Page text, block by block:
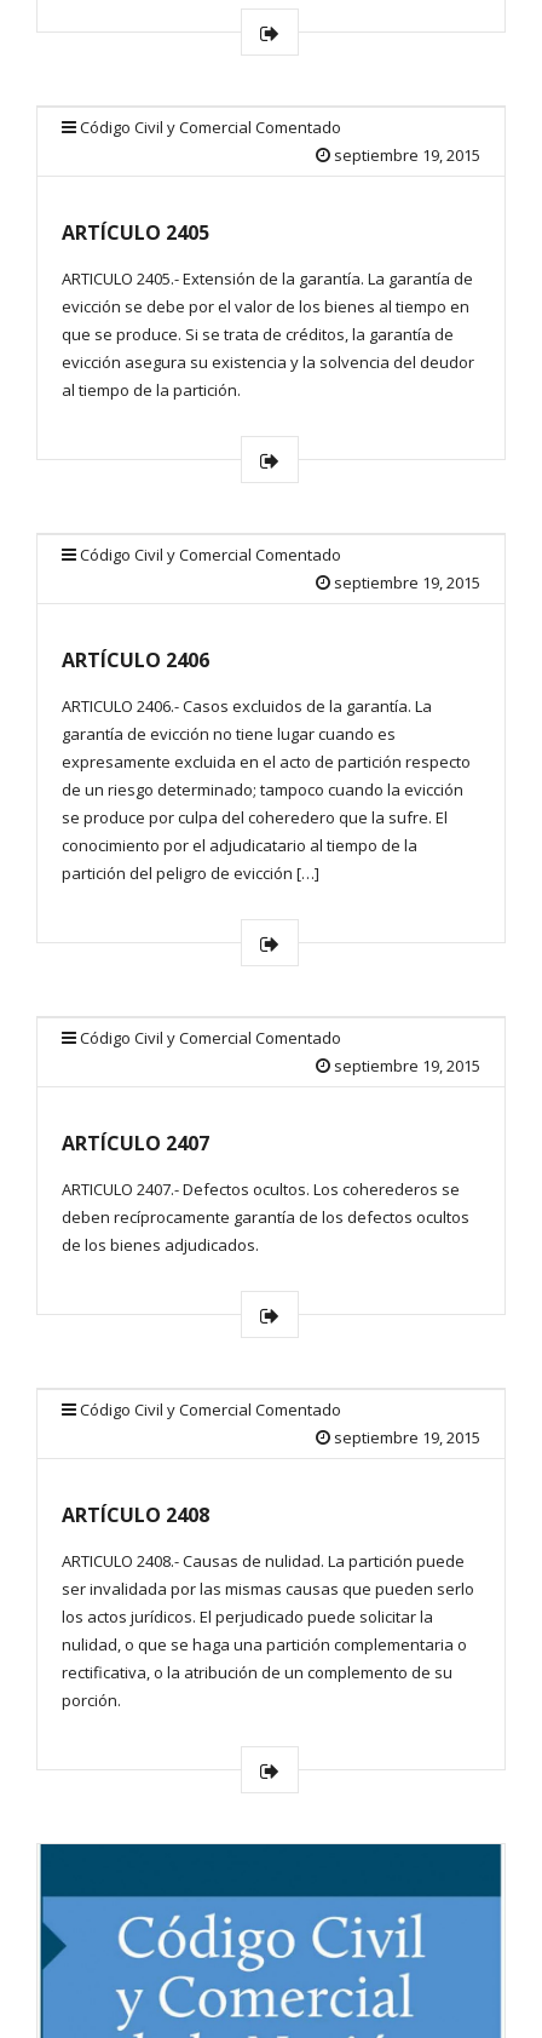
Código Civil y Comercial Comentado
septiembre 19, 2015
ARTÍCULO 2405
ARTICULO 2405.- Extensión de la garantía. La garantía de
evicción se debe por el valor de los bienes al tiempo en
que se produce. Si se trata de créditos, la garantía de
evicción asegura su existencia y la solvencia del deudor
al tiempo de la partición.
Código Civil y Comercial Comentado
septiembre 19, 2015
ARTÍCULO 2406
ARTICULO 2406.- Casos excluidos de la garantía. La
garantía de evicción no tiene lugar cuando es
expresamente excluida en el acto de partición respecto
de un riesgo determinado; tampoco cuando la evicción
se produce por culpa del coheredero que la sufre. El
conocimiento por el adjudicatario al tiempo de la
partición del peligro de evicción […]
Código Civil y Comercial Comentado
septiembre 19, 2015
ARTÍCULO 2407
ARTICULO 2407.- Defectos ocultos. Los coherederos se
deben recíprocamente garantía de los defectos ocultos
de los bienes adjudicados.
Código Civil y Comercial Comentado
septiembre 19, 2015
ARTÍCULO 2408
ARTICULO 2408.- Causas de nulidad. La partición puede
ser invalidada por las mismas causas que pueden serlo
los actos jurídicos. El perjudicado puede solicitar la
nulidad, o que se haga una partición complementaria o
rectificativa, o la atribución de un complemento de su
porción.